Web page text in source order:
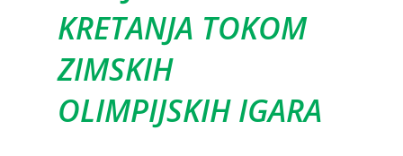
KRETANJA TOKOM
ZIMSKIH
OLIMPIJSKIH IGARA